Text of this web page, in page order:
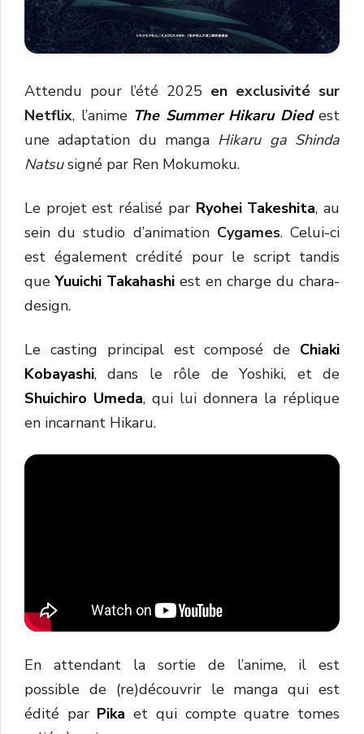
Attendu pour l’été 2025 en exclusivité sur
Netflix, l’anime The Summer Hikaru Died est
une adaptation du manga Hikaru ga Shinda
Natsusigné par Ren Mokumoku.
Le projet est réalisé par Ryohei Takeshita, au
sein du studio d’animation Cygames. Celui-ci
est également crédité pour le script tandis
queYuuichi Takahashi est en charge du chara-
design.
Le casting principal est composé de Chiaki
Kobayashi, dans le rôle de Yoshiki, et de
Shuichiro Umeda, qui lui donnera la réplique
en incarnant Hikaru.
En attendant la sortie de l’anime, il est
possible de (re)découvrir le manga qui est
édité par Pika et qui compte quatre tomes